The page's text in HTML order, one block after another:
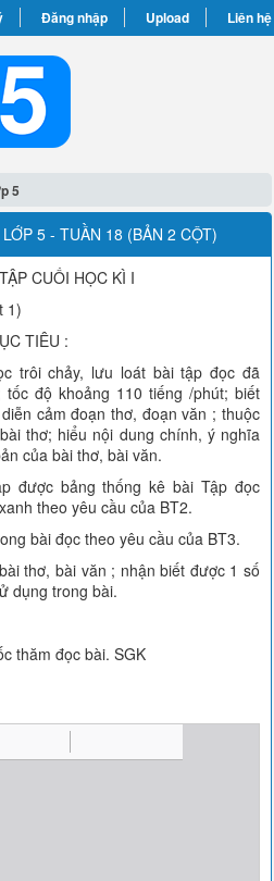
Đăng nhập Upload Liên hệ
5
5 - TUẦN 18 (BẢN 2 CỘT)
CUỐI HỌC KÌ I
1)
TIÊU :
trôi chảy, lưu loát bài tập đọc đã
tốc độ khoảng 110 tiếng /phút; biết
cảm đoạn thơ, đoạn văn ; thuộc
thơ; hiểu nội dung chính, ý nghĩa
của bài thơ, bài văn.
được bảng thống kê bài Tập đọc
theo yêu cầu của BT2.
bài đọc theo yêu cầu của BT3.
thơ, bài văn ; nhận biết được 1 số
dụng trong bài.
thăm đọc bài. SGK